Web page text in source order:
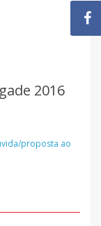
2016
proposta ao